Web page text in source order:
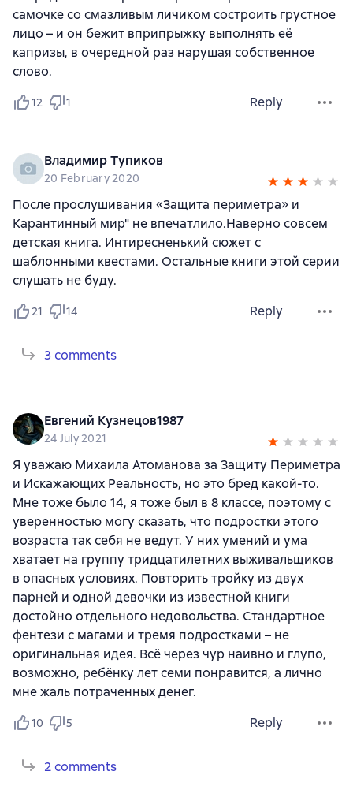
самочке со смазливым личиком состроить грустное
лицо – и он бежит вприпрыжку выполнять её
капризы, в очередной раз нарушая собственное
слово.
12 1 Reply
Владимир Тупиков
20 February 2020
После прослушивания «Защита периметра» и
Карантинный мир" не впечатлило.Наверно совсем
детская книга. Интиресненький сюжет с
шаблонными квестами. Остальные книги этой серии
слушать не буду.
21 14 Reply
3 comments
Евгений Кузнецов1987
24 July 2021
Я уважаю Михаила Атоманова за Защиту Периметра
и Искажающих Реальность, но это бред какой-то.
Мне тоже было 14, я тоже был в 8 классе, поэтому с
уверенностью могу сказать, что подростки этого
возраста так себя не ведут. У них умений и ума
хватает на группу тридцатилетних выживальщиков
в опасных условиях. Повторить тройку из двух
парней и одной девочки из известной книги
достойно отдельного недовольства. Стандартное
фентези с магами и тремя подростками – не
оригинальная идея. Всё через чур наивно и глупо,
возможно, ребёнку лет семи понравится, а лично
мне жаль потраченных денег.
10 5 Reply
2 comments